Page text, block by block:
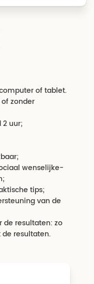
of tablet.
zonder
2 uur;
wenselijke-
tips;
van de
de resultaten: zo
resultaten.